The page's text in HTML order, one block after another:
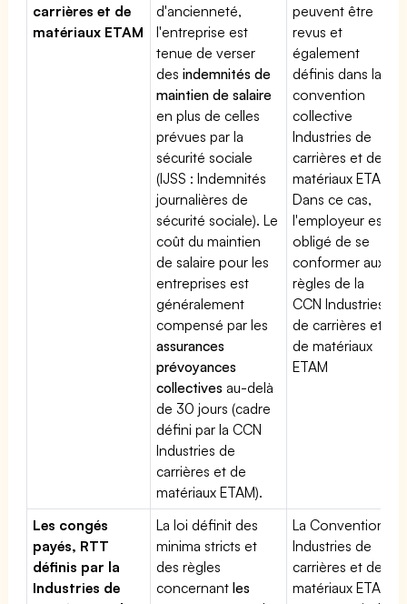
carrières et de
matériaux ETAM
d'ancienneté,
l'entreprise est
tenue de verser
desindemnités de
maintien de salaire
en plus de celles
prévues par la
sécurité sociale
(IJSS : Indemnités
journalières de
sécurité sociale). Le
coût du maintien
de salaire pour les
entreprises est
généralement
compensé par les
assurances
prévoyances
collectives au-delà
de 30 jours (cadre
défini par la CCN
Industries de
carrières et de
matériaux ETAM).
peuvent être
revus et
également
définis dans la
convention
collective
Industries de
carrières et de
matériaux ETAM.
Dans ce cas,
l'employeur est
obligé de se
conformer aux
règles de la
CCN Industries
de carrières et
de matériaux
ETAM
Les congés
payés, RTT
définis par la
Industries de
La loi définit des
minima stricts et
des règles
concernantles
La Convention
Industries de
carrières et de
matériaux ETAM